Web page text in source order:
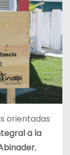
orientadas
a la
,